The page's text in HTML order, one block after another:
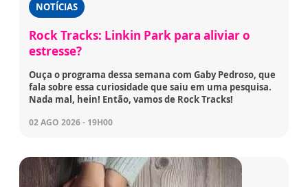
NOTÍCIAS
Rock Tracks: Linkin Park para aliviar o
estresse?
Ouça o programa dessa semana com Gaby Pedroso, que
fala sobre essa curiosidade que saiu em uma pesquisa.
Nada mal, hein! Então, vamos de Rock Tracks!
02 AGO 2026 - 19H00